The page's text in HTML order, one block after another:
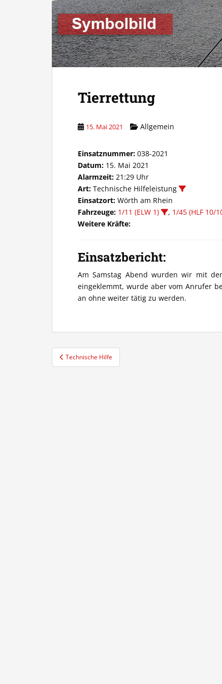
Tierrettung
15. Mai 2021 Allgemein
Einsatznummer: 038-2021
Datum: 15. Mai 2021
Alarmzeit: 21:29 Uhr
Art: Technische Hilfeleistung
Einsatzort: Wörth am Rhein
Fahrzeuge: 1/11 (ELW 1) , 1/45 (HLF 10/
Weitere Kräfte:
Einsatzbericht:
Am Samstag Abend wurden wir mit
eingeklemmt, wurde aber vom Anrufer
an ohne weiter tätig zu werden.
Beitragsnavigation
Technische Hilfe